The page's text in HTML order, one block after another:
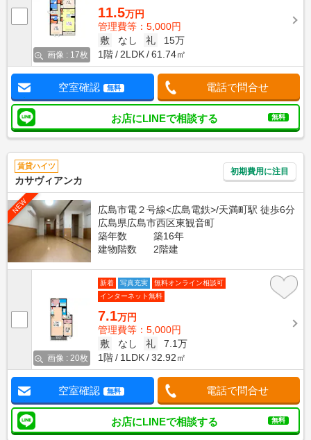
画像 : 17枚
11.5万円
管理費等：5,000円
敷
なし 礼
15万
1階
2LDK 61.74㎡
空室確認 無料 電話で問合せ
お店にLINEで相談する 無料
賃貸ハイツ
カサヴィアンカ
初期費用に注目
NEW
広島市電２号線<広島電鉄>/天満町駅 徒歩6分
広島県広島市西区東観音町
築年数
築16年
建物階数
2階建
画像 : 20枚
新着 写真充実
無料オンライン相談可
インターネット無料
7.1万円
管理費等：5,000円
敷
なし 礼
7.1万
1階
1LDK 32.92㎡
空室確認 無料 電話で問合せ
お店にLINEで相談する 無料